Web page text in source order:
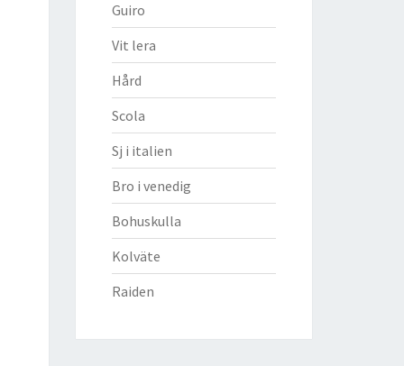
Guiro
Vit lera
Hård
Scola
Sj i italien
Bro i venedig
Bohuskulla
Kolväte
Raiden